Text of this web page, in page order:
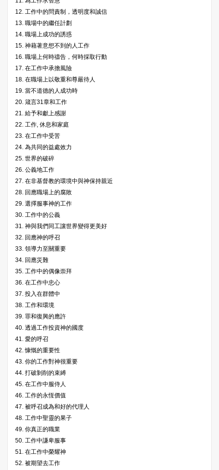
12. 工作中的問責制，透明度和誠信
13. 職場中的繼任計劃
14. 職場上成功的誘惑
15. 神藉著意想不到的人工作
16. 職場上何時禱告，何時採取行動
17. 在工作中承擔風險
18. 在職場上以敬重和尊嚴待人
19. 當不道德的人成功時
20. 箴言31章和工作
21. 給予和獻上感謝
22. 工作, 休息和家庭
23. 在工作中受苦
24. 為共同的益處效力
25. 世界的破碎
26. 公義地工作
27. 在非基督教的環境中與神保持親近
28. 回應職場上的腐敗
29. 選擇服事神的工作
30. 工作中的公義
31. 神與我們同工讓世界變得更美好
32. 回應神的呼召
33. 領導力至關重要
34. 回應災難
35. 工作中的偶像崇拜
36. 在工作中忠心
37. 投入在群體中
38. 工作和環境
39. 罪和復興的應許
40. 透過工作投資神的國度
41. 愛的呼召
42. 慷慨的重要性
43. 你的工作對神很重要
44. 打破剝削的束縛
45. 在工作中服侍人
46. 工作的永恆價值
47. 被呼召成為和好的代理人
48. 工作中聖靈的果子
49. 你真正的職業
50. 工作中謙卑服事
51. 在工作中榮耀神
52. 被期望去工作